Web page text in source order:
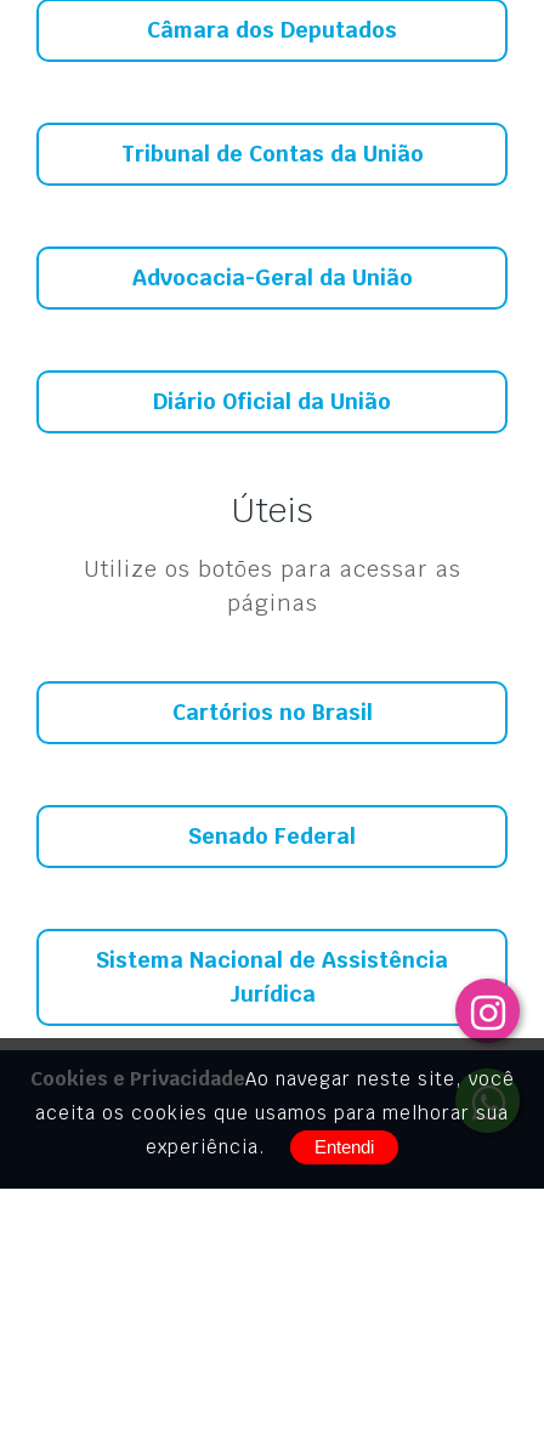
Câmara dos Deputados
Tribunal de Contas da União
Advocacia-Geral da União
Diário Oficial da União
Úteis
Utilize os botões para acessar as
páginas
Cartórios no Brasil
Senado Federal
Sistema Nacional de Assistência
Jurídica
Cookies e PrivacidadeAo navegar neste site, você
aceita os cookies que usamos para melhorar sua
experiência.
Entendi